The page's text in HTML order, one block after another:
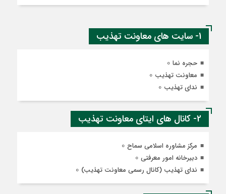
1- سایت های معاونت تهذیب
حجره نما
معاونت تهذیب
ندای تهذیب
2- کانال های ایتای معاونت تهذیب
مرکز مشاوره اسلامی سماح
دبیرخانه امور معرفتی
ندای تهذیب (کانال رسمی معاونت تهذیب)